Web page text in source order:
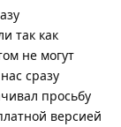
так как
не могут
сразу
просьбу
версией